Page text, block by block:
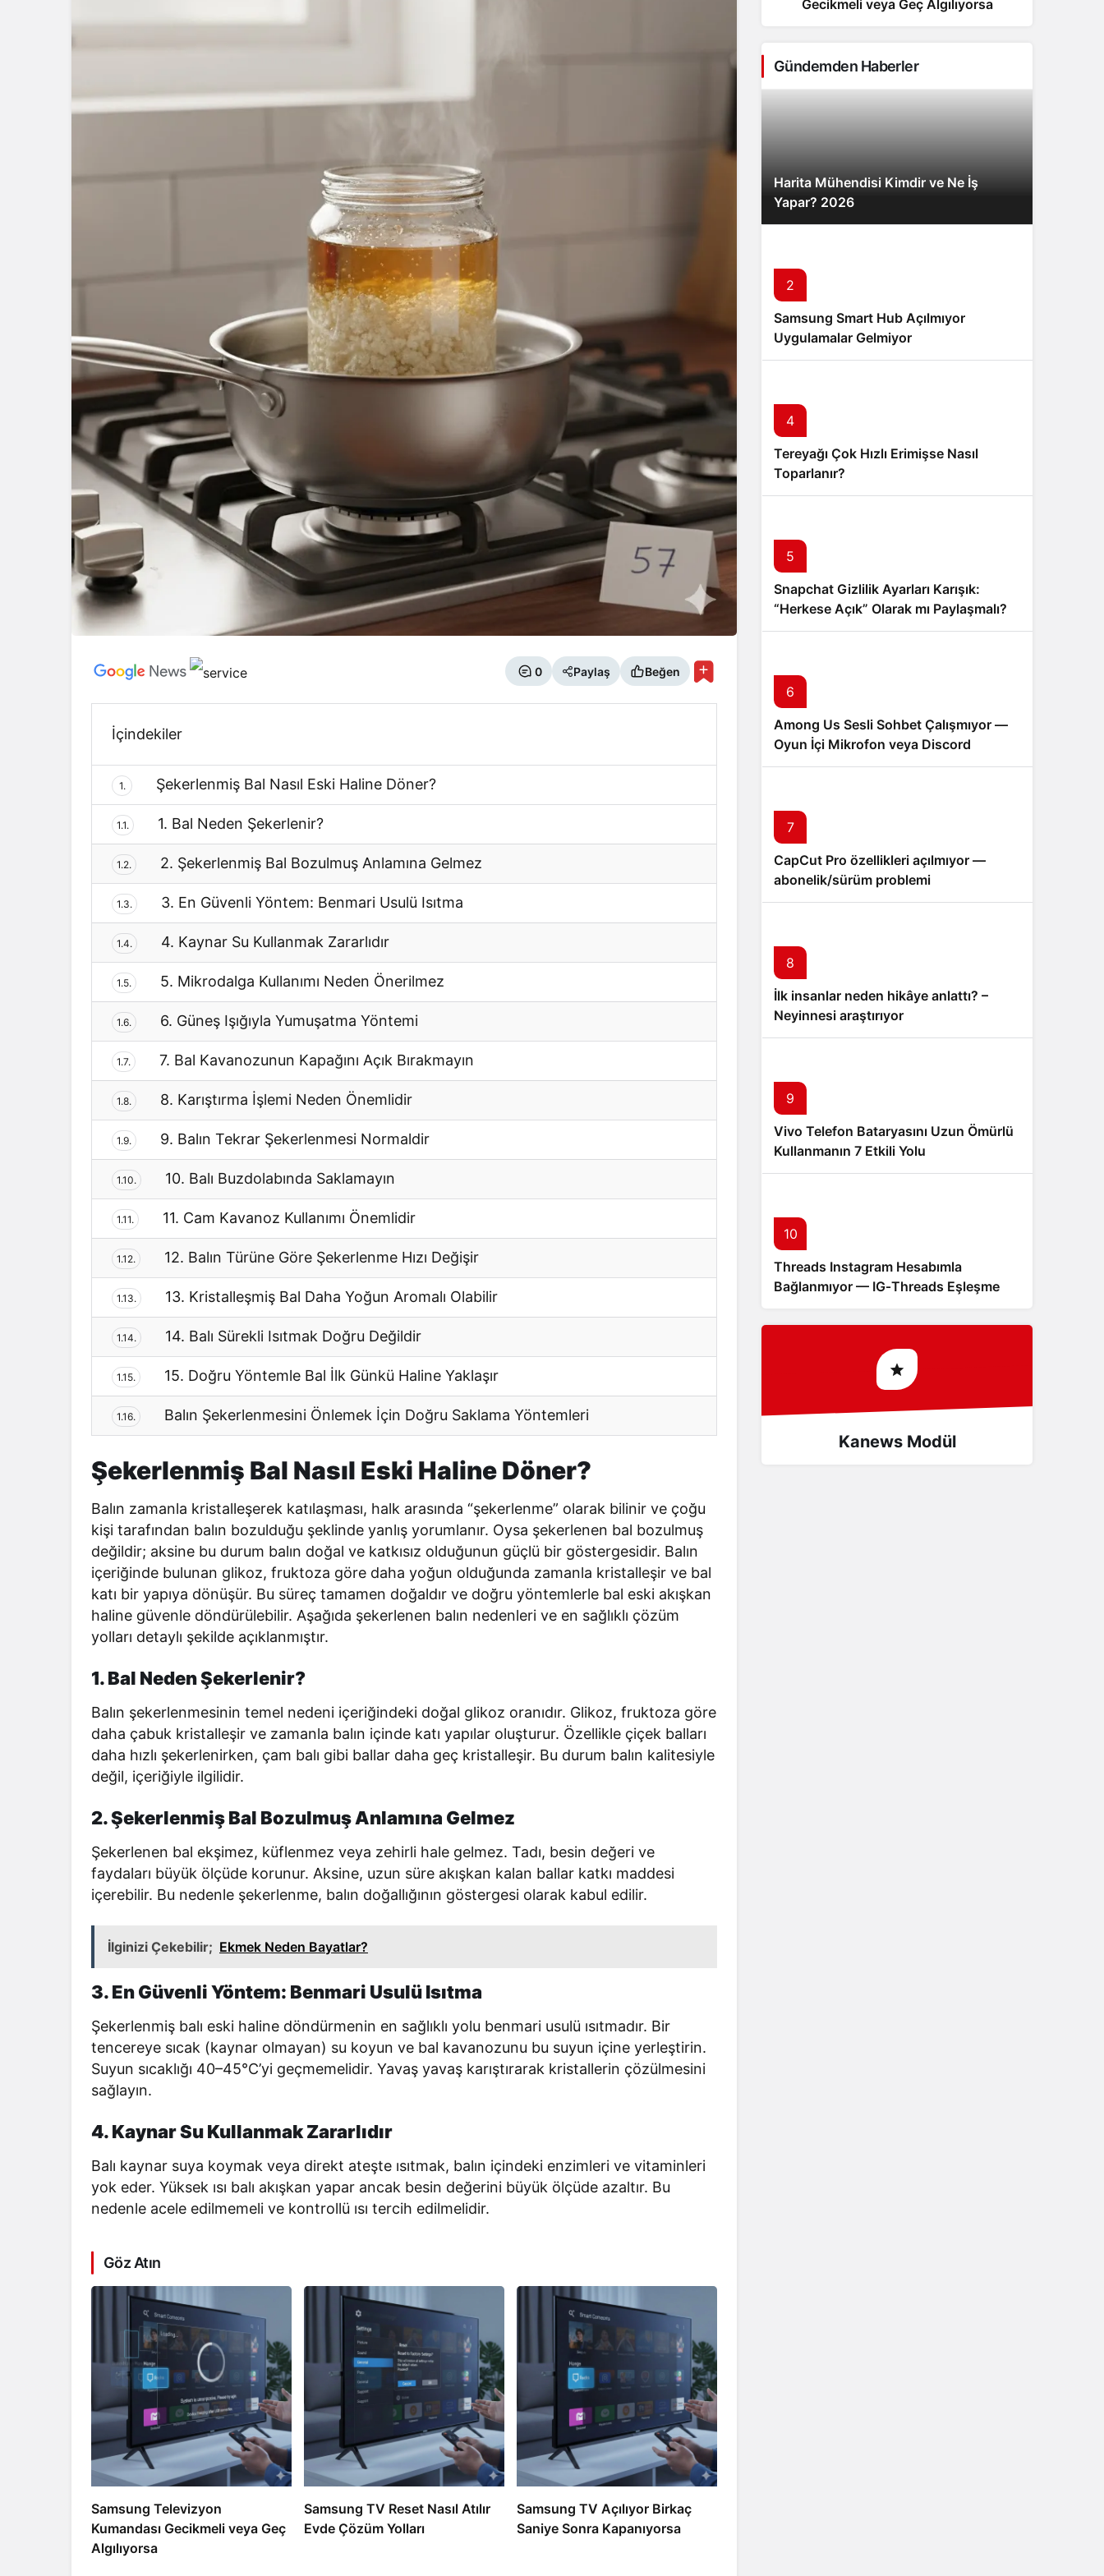
Sistem Modu
0 Paylaş Beğen
İçindekiler
1. Şekerlenmiş Bal Nasıl Eski Haline Döner?
1.1. 1. Bal Neden Şekerlenir?
1.2. 2. Şekerlenmiş Bal Bozulmuş Anlamına Gelmez
1.3. 3. En Güvenli Yöntem: Benmari Usulü Isıtma
1.4. 4. Kaynar Su Kullanmak Zararlıdır
1.5. 5. Mikrodalga Kullanımı Neden Önerilmez
1.6. 6. Güneş Işığıyla Yumuşatma Yöntemi
1.7. 7. Bal Kavanozunun Kapağını Açık Bırakmayın
1.8. 8. Karıştırma İşlemi Neden Önemlidir
1.9. 9. Balın Tekrar Şekerlenmesi Normaldir
1.10. 10. Balı Buzdolabında Saklamayın
1.11. 11. Cam Kavanoz Kullanımı Önemlidir
1.12. 12. Balın Türüne Göre Şekerlenme Hızı Değişir
1.13. 13. Kristalleşmiş Bal Daha Yoğun Aromalı Olabilir
1.14. 14. Balı Sürekli Isıtmak Doğru Değildir
1.15. 15. Doğru Yöntemle Bal İlk Günkü Haline Yaklaşır
1.16. Balın Şekerlenmesini Önlemek İçin Doğru Saklama Yöntemleri
Şekerlenmiş Bal Nasıl Eski Haline Döner?
Balın zamanla kristalleşerek katılaşması, halk arasında “şekerlenme” olarak bilinir ve çoğu
kişi tarafından balın bozulduğu şeklinde yanlış yorumlanır. Oysa şekerlenen bal bozulmuş
değildir; aksine bu durum balın doğal ve katkısız olduğunun güçlü bir göstergesidir. Balın
içeriğinde bulunan glikoz, fruktoza göre daha yoğun olduğunda zamanla kristalleşir ve bal
katı bir yapıya dönüşür. Bu süreç tamamen doğaldır ve doğru yöntemlerle bal eski akışkan
haline güvenle döndürülebilir. Aşağıda şekerlenen balın nedenleri ve en sağlıklı çözüm
yolları detaylı şekilde açıklanmıştır.
1. Bal Neden Şekerlenir?
Balın şekerlenmesinin temel nedeni içeriğindeki doğal glikoz oranıdır. Glikoz, fruktoza göre
daha çabuk kristalleşir ve zamanla balın içinde katı yapılar oluşturur. Özellikle çiçek balları
daha hızlı şekerlenirken, çam balı gibi ballar daha geç kristalleşir. Bu durum balın kalitesiyle
değil, içeriğiyle ilgilidir.
2. Şekerlenmiş Bal Bozulmuş Anlamına Gelmez
Şekerlenen bal ekşimez, küflenmez veya zehirli hale gelmez. Tadı, besin değeri ve
faydaları büyük ölçüde korunur. Aksine, uzun süre akışkan kalan ballar katkı maddesi
içerebilir. Bu nedenle şekerlenme, balın doğallığının göstergesi olarak kabul edilir.
İlginizi Çekebilir; Ekmek Neden Bayatlar?
3. En Güvenli Yöntem: Benmari Usulü Isıtma
Şekerlenmiş balı eski haline döndürmenin en sağlıklı yolu benmari usulü ısıtmadır. Bir
tencereye sıcak (kaynar olmayan) su koyun ve bal kavanozunu bu suyun içine yerleştirin.
Suyun sıcaklığı 40–45°C’yi geçmemelidir. Yavaş yavaş karıştırarak kristallerin çözülmesini
sağlayın.
4. Kaynar Su Kullanmak Zararlıdır
Balı kaynar suya koymak veya direkt ateşte ısıtmak, balın içindeki enzimleri ve vitaminleri
yok eder. Yüksek ısı balı akışkan yapar ancak besin değerini büyük ölçüde azaltır. Bu
nedenle acele edilmemeli ve kontrollü ısı tercih edilmelidir.
Göz Atın
Samsung Televizyon
Kumandası Gecikmeli veya Geç
Algılıyorsa
Samsung TV Reset Nasıl Atılır
Evde Çözüm Yolları
Samsung TV Açılıyor Birkaç
Saniye Sonra Kapanıyorsa
Gecikmeli veya Geç Algılıyorsa
Gündemden Haberler
Harita Mühendisi Kimdir ve Ne İş
Yapar? 2026
2
Samsung Smart Hub Açılmıyor
Uygulamalar Gelmiyor
3
Mevsimler Gerçekten Güneş’ten
Uzaklıkla mı İlgili? – Neyinnesi
Sorguluyor
4
Tereyağı Çok Hızlı Erimişse Nasıl
Toparlanır?
5
Snapchat Gizlilik Ayarları Karışık:
“Herkese Açık” Olarak mı Paylaşmalı?
6
Among Us Sesli Sohbet Çalışmıyor —
Oyun İçi Mikrofon veya Discord
Bağlantı Sorunu
7
CapCut Pro özellikleri açılmıyor —
abonelik/sürüm problemi
8
İlk insanlar neden hikâye anlattı? –
Neyinnesi araştırıyor
9
Vivo Telefon Bataryasını Uzun Ömürlü
Kullanmanın 7 Etkili Yolu
10
Threads Instagram Hesabımla
Bağlanmıyor — IG‑Threads Eşleşme
Kanews Modül